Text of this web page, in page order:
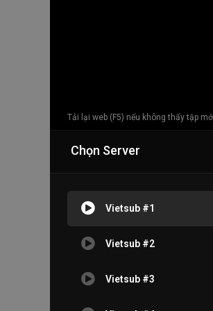
Tải lại web (F5) nếu không thấy tập
Chọn Server
Vietsub #1
Vietsub #2
Vietsub #3